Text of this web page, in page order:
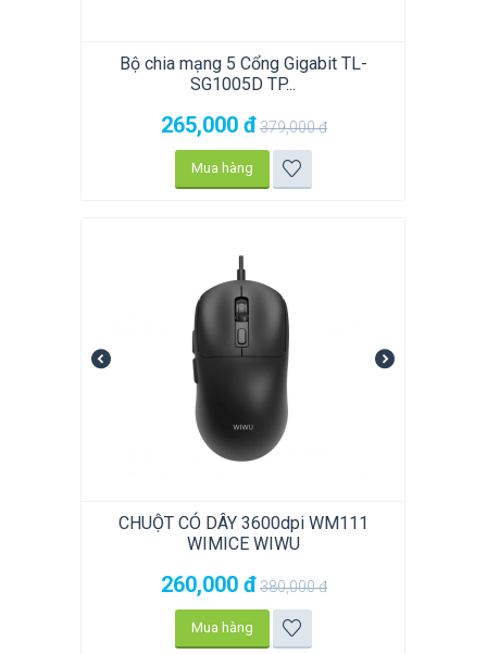
Bộ chia mạng 5 Cổng Gigabit TL-
SG1005D TP...
265,000 đ379,000đ
Mua hàng
CHUỘT CÓ DÂY 3600dpi WM111
WIMICE WIWU
260,000 đ380,000đ
Mua hàng